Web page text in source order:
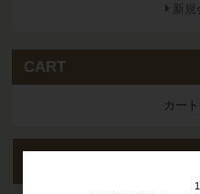
新規
CART
カー
1